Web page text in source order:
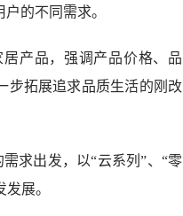
的不同需求。
产品，强调产品价格、品
步拓展追求品质生活的刚改
求出发，以“云系列”、“零
展。